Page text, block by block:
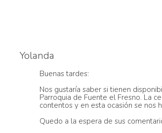
Yolanda
Buenas tardes:
Nos gustaría saber si tienen
Parroquia de Fuente el Fresno. La
contentos y en esta ocasión se nos
Quedo a la espera de sus